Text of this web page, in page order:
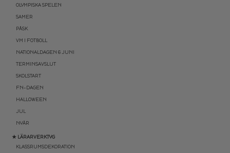
OLYMPISKA SPELEN
SAMER
PÅSK
VM I FOTBOLL
NATIONALDAGEN 6 JUNI
TERMINSAVSLUT
SKOLSTART
FN-DAGEN
HALLOWEEN
JUL
NYÅR
★ LÄRARVERKTYG
KLASSRUMSDEKORATION